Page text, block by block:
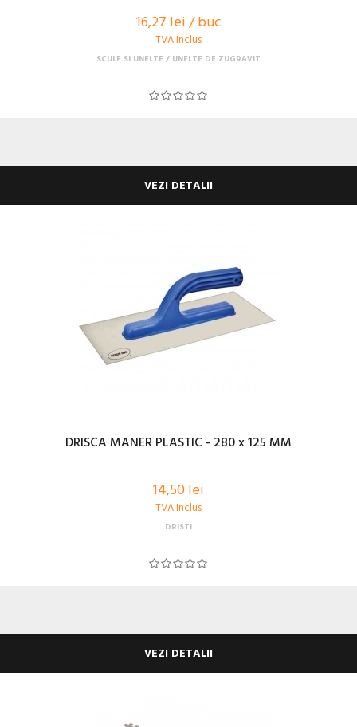
16,27 lei / buc
TVA Inclus
SCULE SI UNELTE UNELTE DE ZUGRAVIT
VEZI DETALII
DRISCA MANER PLASTIC - 280 x 125 MM
14,50 lei
TVA Inclus
DRISTI
VEZI DETALII